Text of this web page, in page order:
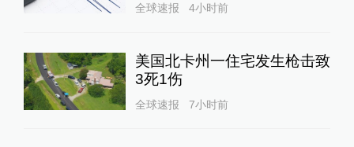
全球速报 4小时前
美国北卡州一住宅发生枪击致
3死1伤
全球速报 7小时前